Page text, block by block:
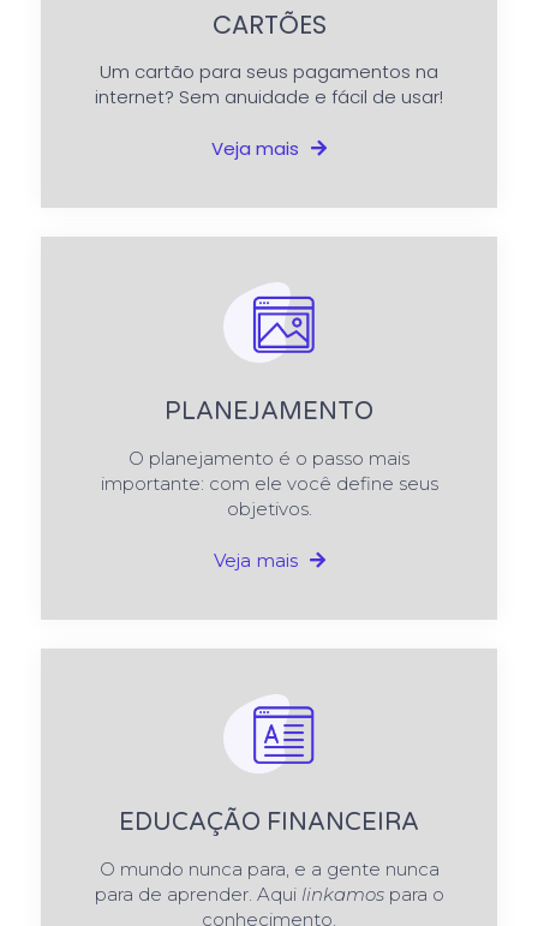
CARTÕES
Um cartão para seus pagamentos na
internet? Sem anuidade e fácil de usar!
Veja mais
PLANEJAMENTO
O planejamento é o passo mais
importante: com ele você define seus
objetivos.
Veja mais
EDUCAÇÃO FINANCEIRA
O mundo nunca para, e a gente nunca
para de aprender. Aqui linkamos para o
conhecimento.